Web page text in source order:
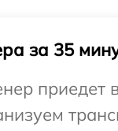
за 35
приедет